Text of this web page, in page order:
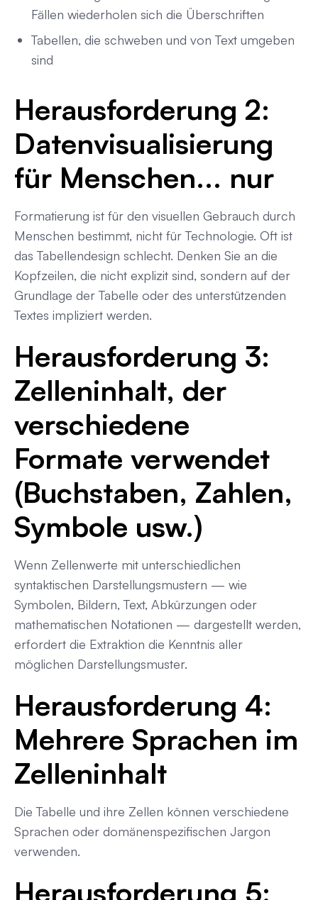
Fällen wiederholen sich die Überschriften
Tabellen, die schweben und von Text umgeben
sind
Herausforderung 2:
Datenvisualisierung
für Menschen... nur
Formatierung ist für den visuellen Gebrauch durch
Menschen bestimmt, nicht für Technologie. Oft ist
das Tabellendesign schlecht. Denken Sie an die
Kopfzeilen, die nicht explizit sind, sondern auf der
Grundlage der Tabelle oder des unterstützenden
Textes impliziert werden.
Herausforderung 3:
Zelleninhalt, der
verschiedene
Formate verwendet
(Buchstaben, Zahlen,
Symbole usw.)
Wenn Zellenwerte mit unterschiedlichen
syntaktischen Darstellungsmustern — wie
Symbolen, Bildern, Text, Abkürzungen oder
mathematischen Notationen — dargestellt werden,
erfordert die Extraktion die Kenntnis aller
möglichen Darstellungsmuster.
Herausforderung 4:
Mehrere Sprachen im
Zelleninhalt
Die Tabelle und ihre Zellen können verschiedene
Sprachen oder domänenspezifischen Jargon
verwenden.
Herausforderung 5: